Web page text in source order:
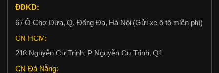
ĐĐKD:
67 Ô Chợ Dừa, Q. Đống Đa, Hà Nội (Gửi xe ô tô miễn phí)
CN HCM:
218 Nguyễn Cư Trinh, P Nguyễn Cư Trinh, Q1
CN Đà Nẵng: